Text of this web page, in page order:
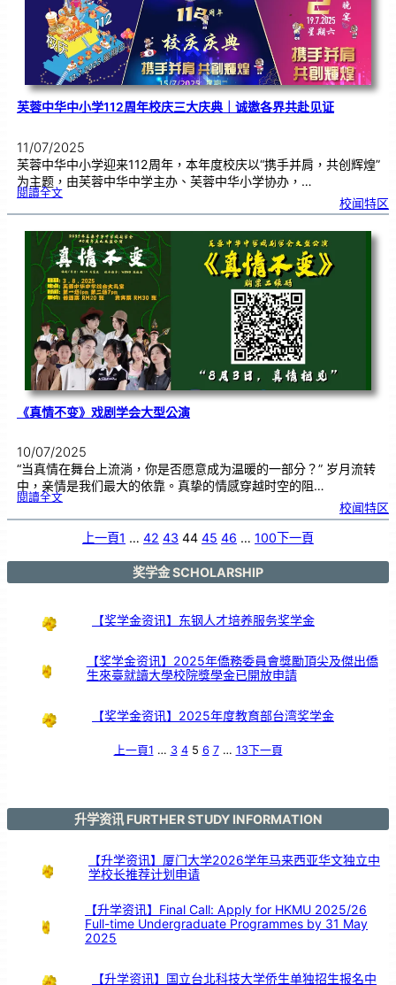
芙蓉中华中小学112周年校庆三大庆典｜诚邀各界共赴见证
11/07/2025
芙蓉中华中小学迎来112周年，本年度校庆以“携手并肩，共创辉煌”
为主题，由芙蓉中华中学主办、芙蓉中华小学协办，…
閱讀全文:芙
华
小
学
11
2
周
年
校
庆
三
大
庆
典
邀
各
界
共
赴
见
证
校闻特区
《真情不变》戏剧学会大型公演
10/07/2025
“当真情在舞台上流淌，你是否愿意成为温暖的一部分？” 岁月流转
中，亲情是我们最大的依靠。真挚的情感穿越时空的阻…
閱讀全文:《
不
会
大
演
校闻特区
上一頁1 … 42 43 44 45 46 … 100下一頁
奖学金 SCHOLARSHIP
【奖学金资讯】东钢人才培养服务奖学金
【奖学金资讯】2025年僑務委員會獎勵頂尖及傑出僑
生來臺就讀大學校院獎學金已開放申請
【奖学金资讯】2025年度教育部台湾奖学金
上一頁1 … 3 4 5 6 7 … 13下一頁
升学资讯 FURTHER STUDY INFORMATION
【升学资讯】厦门大学2026学年马来西亚华文独立中
学校长推荐计划申请
【升学资讯】Final Call: Apply for HKMU 2025/26
Full-time Undergraduate Programmes by 31 May
2025
【升学资讯】国立台北科技大学侨生单独招生报名中